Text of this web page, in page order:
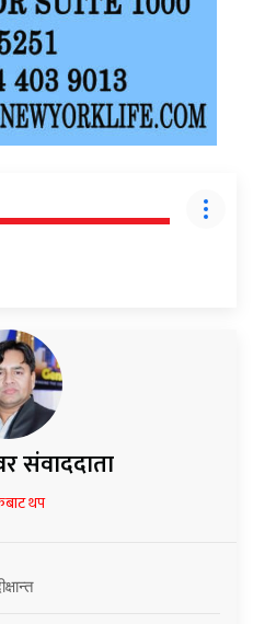
संवाददाता
थप